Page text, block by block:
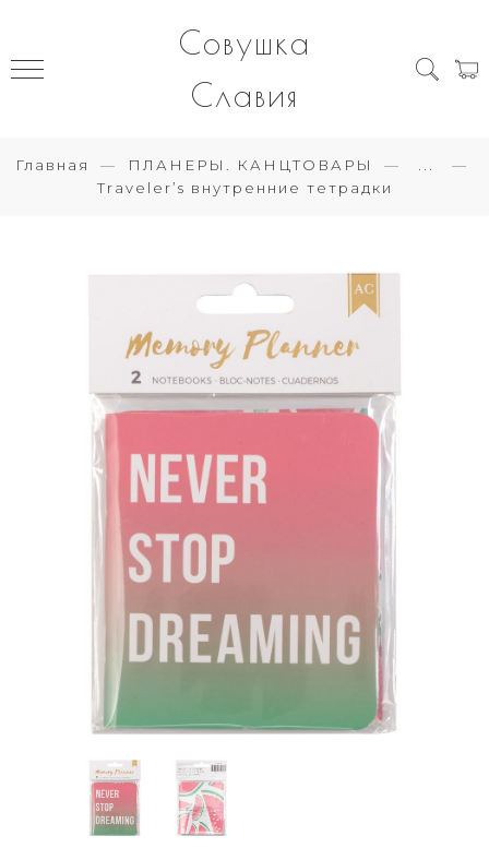
Совушка
Славия
Главная ПЛАНЕРЫ. КАНЦТОВАРЫ
Traveler’s внутренние тетрадки